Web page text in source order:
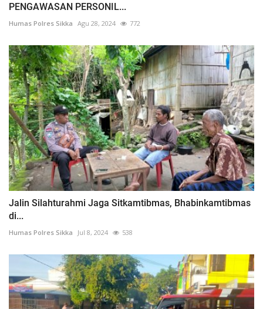
PENGAWASAN PERSONIL...
Humas Polres Sikka Agu 28, 2024 772
Jalin Silahturahmi Jaga Sitkamtibmas, Bhabinkamtibmas
di...
Humas Polres Sikka Jul 8, 2024 538